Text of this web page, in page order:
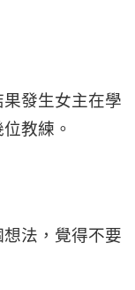
發生女主在學
教練。
法，覺得不要